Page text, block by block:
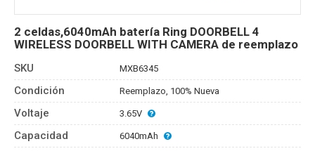
2 celdas,6040mAh batería Ring DOORBELL 4
WIRELESS DOORBELL WITH CAMERA de reemplazo
SKU MXB6345
Condición Reemplazo, 100% Nueva
Voltaje 3.65V
Capacidad 6040mAh